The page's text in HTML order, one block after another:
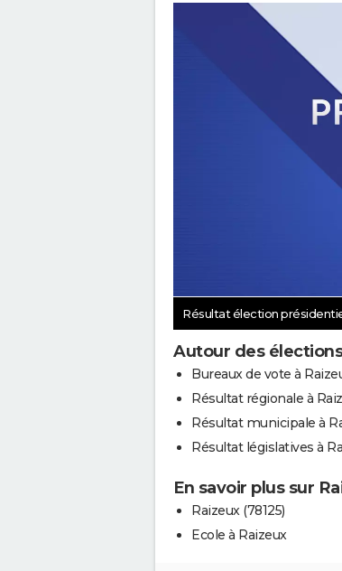
Résultat élection
Autour des
Bureaux de vote à
Résultat régionale à
Résultat municipale à
Résultat législatives à
En savoir plus sur
Raizeux (78125)
Ecole à Raizeux